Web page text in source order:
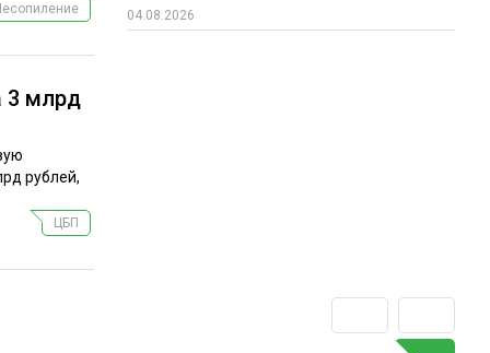
3 млрд
рублей,
ЦБП
04.08.2026